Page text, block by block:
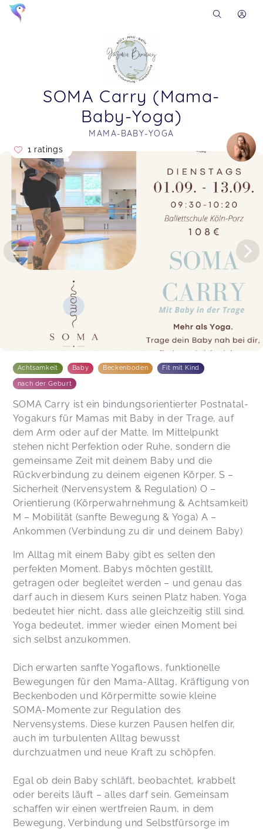
SOMA Carry (Mama-
Baby-Yoga)
MAMA-BABY-YOGA
Soon you will learn more about me here...
1 ratings
Achtsamkeit Baby Beckenboden Fit mit Kind
nach der Geburt
SOMA Carry ist ein bindungsorientierter Postnatal-
Yogakurs für Mamas mit Baby in der Trage, auf
dem Arm oder auf der Matte. Im Mittelpunkt
stehen nicht Perfektion oder Ruhe, sondern die
gemeinsame Zeit mit deinem Baby und die
Rückverbindung zu deinem eigenen Körper. S –
Sicherheit (Nervensystem & Regulation) O –
Orientierung (Körperwahrnehmung & Achtsamkeit)
M – Mobilität (sanfte Bewegung & Yoga) A –
Ankommen (Verbindung zu dir und deinem Baby)
Im Alltag mit einem Baby gibt es selten den
perfekten Moment. Babys möchten gestillt,
getragen oder begleitet werden – und genau das
darf auch in diesem Kurs seinen Platz haben. Yoga
bedeutet hier nicht, dass alle gleichzeitig still sind.
Yoga bedeutet, immer wieder einen Moment bei
sich selbst anzukommen.
Dich erwarten sanfte Yogaflows, funktionelle
Bewegungen für den Mama-Alltag, Kräftigung von
Beckenboden und Körpermitte sowie kleine
SOMA-Momente zur Regulation des
Nervensystems. Diese kurzen Pausen helfen dir,
auch im turbulenten Alltag bewusst
durchzuatmen und neue Kraft zu schöpfen.
Egal ob dein Baby schläft, beobachtet, krabbelt
oder bereits läuft – alles darf sein. Gemeinsam
schaffen wir einen wertfreien Raum, in dem
Bewegung, Verbindung und Selbstfürsorge im